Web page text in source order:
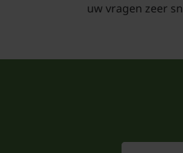
uw vragen zeer